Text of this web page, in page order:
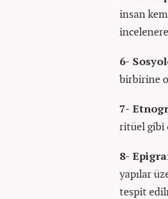
insan
6-
birbirine
7-
ritüel gibi
8-
yapılar
tespit